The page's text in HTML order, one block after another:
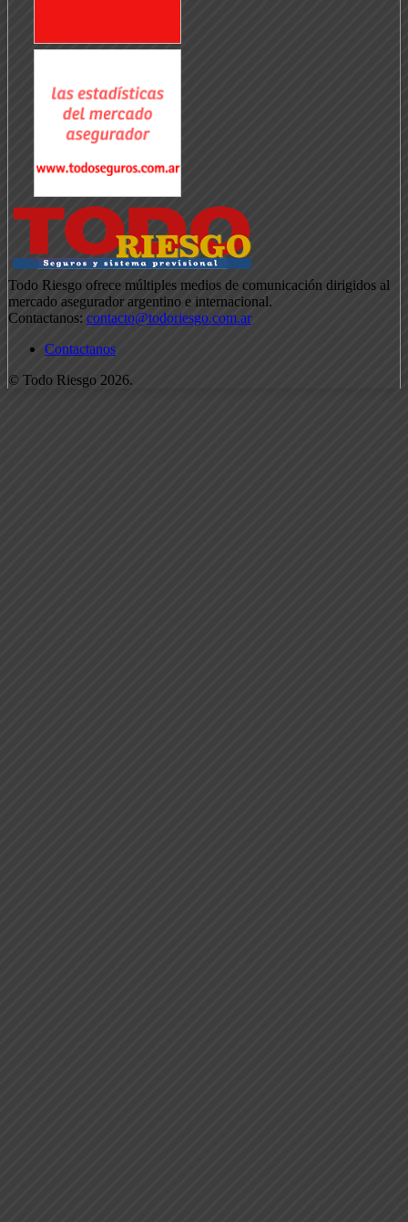
Todo Riesgo ofrece múltiples medios de comunicación dirigidos al
mercado asegurador argentino e internacional.
Contactanos: contacto@todoriesgo.com.ar
Contactanos
© Todo Riesgo 2026.